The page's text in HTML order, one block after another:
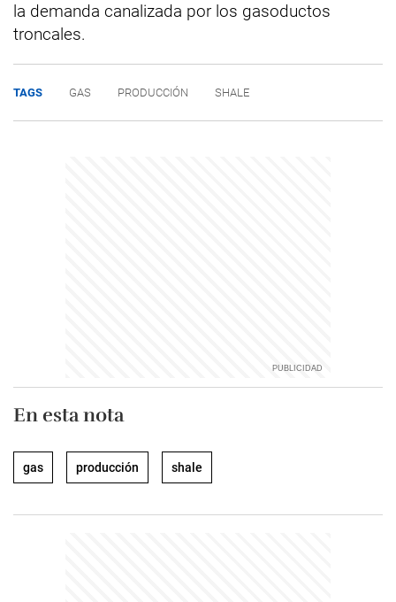
la demanda canalizada por los gasoductos
troncales.
TAGS GAS PRODUCCIÓN SHALE
En esta nota
gas producción shale